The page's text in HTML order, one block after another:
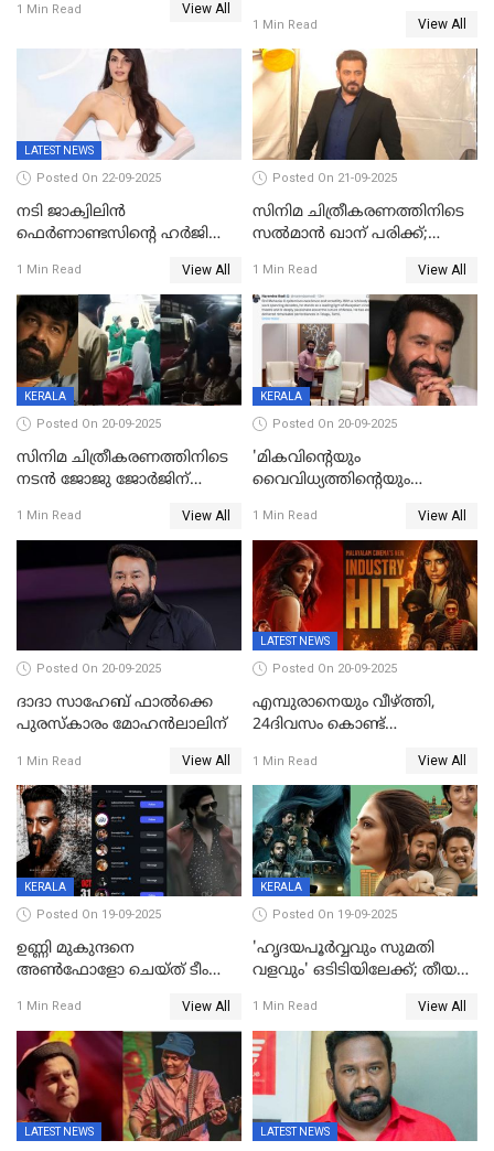
ഖാൻ
1 Min Read View All
1 Min Read View All
LATEST NEWS
Posted On 22-09-2025
നടി ജാക്വിലിന്‍
ഫെര്‍ണാണ്ടസിന്റെ ഹര്‍ജി
1 Min Read View All
Posted On 21-09-2025
സിനിമ ചിത്രീകരണത്തിനിടെ
സൽമാൻ ഖാന് പരിക്ക്;
മുംബൈയിലേക്ക് മടങ്ങി
1 Min Read View All
KERALA
Posted On 20-09-2025
സിനിമ ചിത്രീകരണത്തിനിടെ
നടൻ ജോജു ജോർജിന്
പറമ്പോലും ഈ സമയം
ജീപ്പിൽ
1 Min Read View All
KERALA
Posted On 20-09-2025
'മികവിന്റെയും
വൈവിധ്യത്തിന്റെയും
അഭിനന്ദിച്ച് പ്രധാനമന്ത്രി
1 Min Read View All
Posted On 20-09-2025
ദാദാ സാഹേബ് ഫാൽക്കെ
പുരസ്‌കാരം മോഹൻലാലിന്
1 Min Read View All
LATEST NEWS
Posted On 20-09-2025
എമ്പുരാനെയും വീഴ്ത്തി,
24ദിവസം കൊണ്ട്
ഇൻഡസ്ട്രി ഹിറ്റ്;
റെക്കോർഡുമായി ലോക
1 Min Read View All
KERALA
Posted On 19-09-2025
ഉണ്ണി മുകുന്ദനെ
അൺഫോളോ ചെയ്ത് ടീം
മാർക്കോയിൽ യാഷ്,
പൃഥ്വിരാജ്,
മമ്മുട്ടി,മോഹൻലാൽ..ചർച്ചകളുമായി
സൈബർലോകവും
1 Min Read View All
KERALA
Posted On 19-09-2025
'ഹൃദയപൂര്‍വ്വവും സുമതി
വളവും' ഒടിടിയിലേക്ക്; തീയതി
1 Min Read View All
LATEST NEWS LATEST NEWS